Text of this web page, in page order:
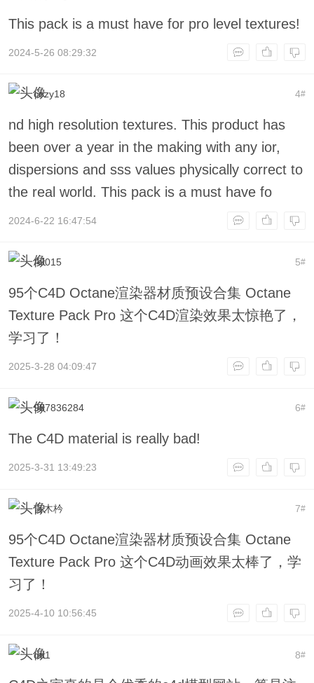
This pack is a must have for pro level textures!
2024-5-26 08:29:32
4#
cozy18
nd high resolution textures. This product has
been over a year in the making with any ior,
dispersions and sss values physically correct to
the real world. This pack is a must have fo
2024-6-22 16:47:54
5#
AJ015
95个C4D Octane渲染器材质预设合集 Octane
Texture Pack Pro 这个C4D渲染效果太惊艳了，
学习了！
2025-3-28 04:09:47
6#
987836284
The C4D material is really bad!
2025-3-31 13:49:23
7#
言木枔
95个C4D Octane渲染器材质预设合集 Octane
Texture Pack Pro 这个C4D动画效果太棒了，学
习了！
2025-4-10 10:56:45
8#
dd1